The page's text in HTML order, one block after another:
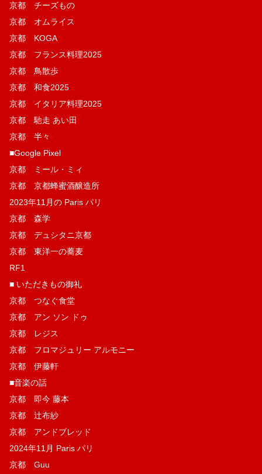
京都 チーズもの
京都 オムライス
京都 KOGA
京都 フランス料理2025
京都 鳥散歩
京都 和食2025
京都 イタリア料理2025
京都 馳走 あい田
京都 半々
■Google Pixel
京都 ミール・ミィ
京都 京都蜂蜜酒醸造所
2023年11月の Paris パリ
京都 森学
京都 デュシタニ京都
京都 東洋一の蕎麦
RF1
■ いただきもの御礼
京都 つなぐ食堂
京都 アン ソン ドゥ
京都 レジス
京都 フロマジュリー アルモニー
京都 伊藤軒
■音楽の話
京都 即今 藤本
京都 辻布紗
京都 アンドブレッド
2024年11月 Paris パリ
京都 Guu